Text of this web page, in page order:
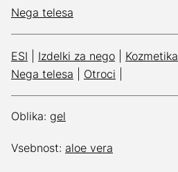
Nega telesa
ESI Izdelki za nego Kozmetika
Nega telesa
Otroci
Oblika: gel
Vsebnost: aloe vera